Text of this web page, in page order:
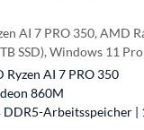
AI 7 PRO 350, AMD
SSD), Windows 11 Pro
Ryzen AI 7 PRO 350
860M
DDR5-Arbeitsspeicher |